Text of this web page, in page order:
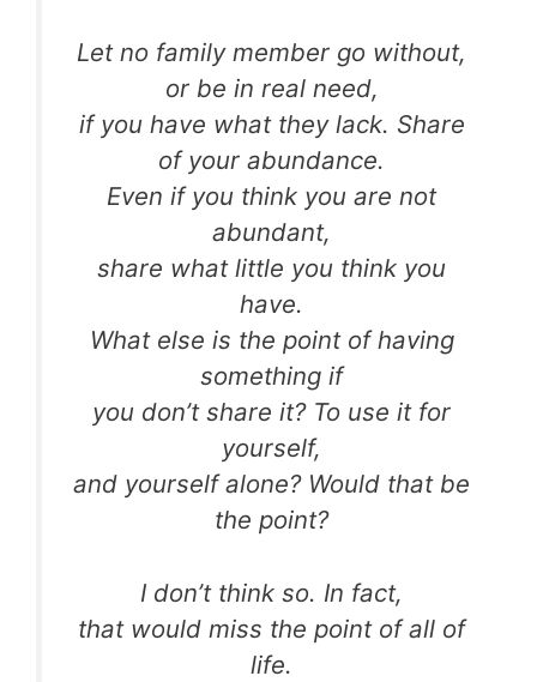
Let no family member go without,
or be in real need,
if you have what they lack. Share
of your abundance.
Even if you think you are not
abundant,
share what little you think you
have.
What else is the point of having
something if
you don’t share it? To use it for
yourself,
and yourself alone? Would that be
the point?
I don’t think so. In fact,
that would miss the point of all of
life.